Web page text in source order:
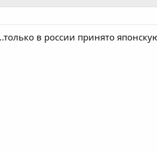
в россии принято